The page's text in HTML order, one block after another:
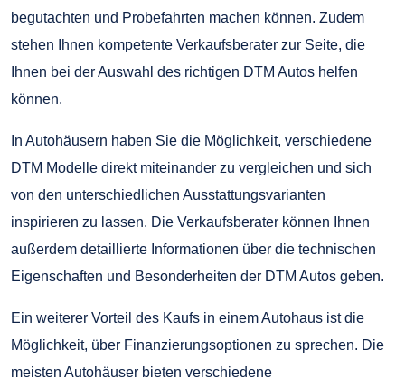
begutachten und Probefahrten machen können. Zudem
stehen Ihnen kompetente Verkaufsberater zur Seite, die
Ihnen bei der Auswahl des richtigen DTM Autos helfen
können.
In Autohäusern haben Sie die Möglichkeit, verschiedene
DTM Modelle direkt miteinander zu vergleichen und sich
von den unterschiedlichen Ausstattungsvarianten
inspirieren zu lassen. Die Verkaufsberater können Ihnen
außerdem detaillierte Informationen über die technischen
Eigenschaften und Besonderheiten der DTM Autos geben.
Ein weiterer Vorteil des Kaufs in einem Autohaus ist die
Möglichkeit, über Finanzierungsoptionen zu sprechen. Die
meisten Autohäuser bieten verschiedene